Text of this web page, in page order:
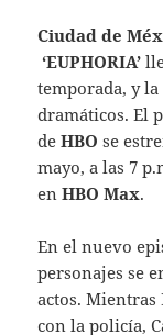
Ciudad de
‘EUPHORIA’
temporada, y
dramáticos. El
deHBOse
mayo, a las 7
enHBO Max.
En el nuevo
personajes se
actos. Mientras
con la policía,